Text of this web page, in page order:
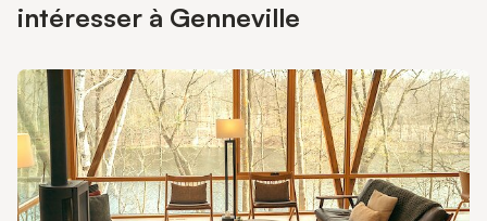
intéresser à Genneville